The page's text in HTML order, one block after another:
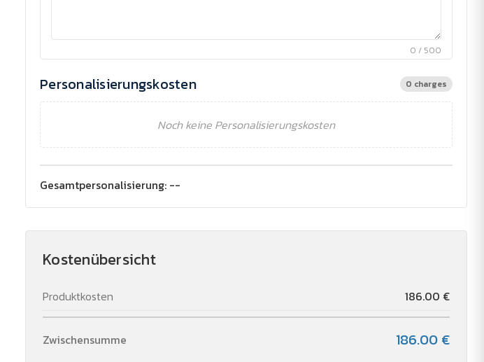
0 / 500
Personalisierungskosten 0 charges
Noch keine Personalisierungskosten
Gesamtpersonalisierung: --
Kostenübersicht
Produktkosten 186.00 €
Zwischensumme 186.00 €